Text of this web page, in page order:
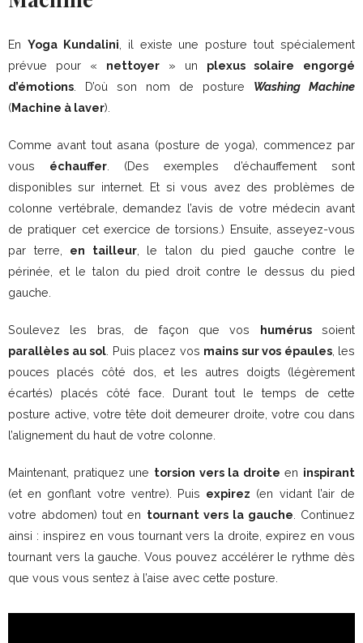
En Yoga Kundalini, il existe une posture tout spécialement
prévue pour « nettoyer » un plexus solaire
engorgé
d’émotions. D’où son nom de posture Washing Machine
(Machine à laver).
Comme avant tout asana (posture de yoga), commencez par
vous échauffer. (Des exemples d’échauffement sont
disponibles sur internet. Et si vous avez des problèmes de
colonne vertébrale, demandez l’avis de votre médecin avant
de pratiquer cet exercice de torsions.) Ensuite, asseyez-vous
par terre, en tailleur, le talon du pied gauche contre le
périnée, et le talon du pied droit contre le dessus du pied
gauche.
Soulevez les bras, de façon que vos humérussoient
parallèles au sol. Puis placez vos mains sur vos épaules, les
pouces placés côté dos, et les autres doigts (légèrement
écartés) placés côté face. Durant tout le temps de cette
posture active, votre tête doit demeurer droite, votre cou dans
l’alignement du haut de votre colonne.
Maintenant, pratiquez une torsion vers la droite en inspirant
(et en gonflant votre ventre). Puis expirez (en vidant l’air de
votre abdomen) tout en tournant vers la gauche. Continuez
ainsi : inspirez en vous tournant vers la droite, expirez en vous
tournant vers la gauche. Vous pouvez accélérer le rythme dès
que vous vous sentez à l’aise avec cette posture.